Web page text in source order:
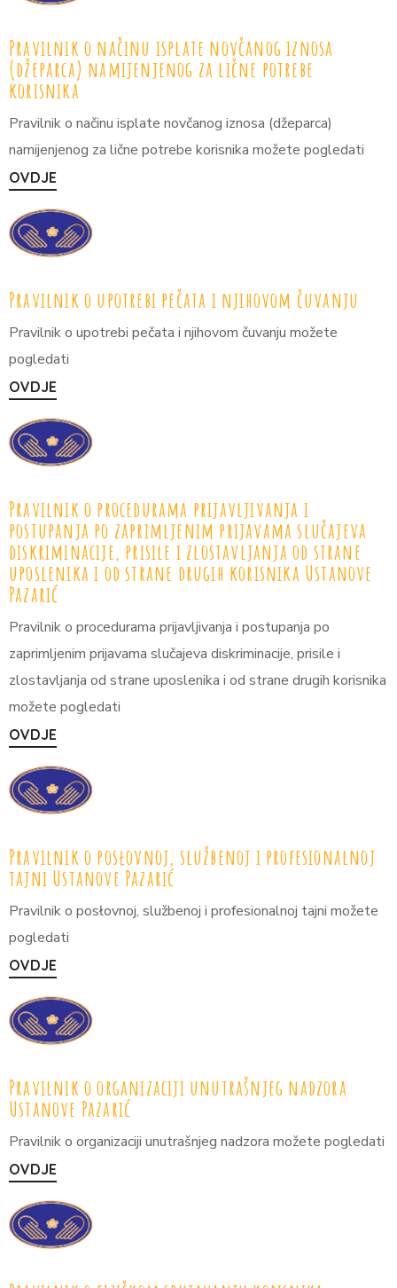
Pravilnik o načinu isplate novčanog iznosa
(džeparca) namijenjenog za lične potrebe
korisnika
Pravilnik o načinu isplate novčanog iznosa (džeparca)
namijenjenog za lične potrebe korisnika možete pogledati
OVDJE
Pravilnik o upotrebi pečata i njihovom čuvanju
Pravilnik o upotrebi pečata i njihovom čuvanju možete
pogledati
OVDJE
Pravilnik o procedurama prijavljivanja i
postupanja po zaprimljenim prijavama slučajeva
diskriminacije, prisile i zlostavljanja od strane
uposlenika i od strane drugih korisnika Ustanove
Pazarić
Pravilnik o procedurama prijavljivanja i postupanja po
zaprimljenim prijavama slučajeva diskriminacije, prisile i
zlostavljanja od strane uposlenika i od strane drugih korisnika
možete pogledati
OVDJE
Pravilnik o posłovnoj, službenoj i profesionalnoj
tajni Ustanove Pazarić
Pravilnik o posłovnoj, službenoj i profesionalnoj tajni možete
pogledati
OVDJE
Pravilnik o organizaciji unutrašnjeg nadzora
Ustanove Pazarić
Pravilnik o organizaciji unutrašnjeg nadzora možete pogledati
OVDJE